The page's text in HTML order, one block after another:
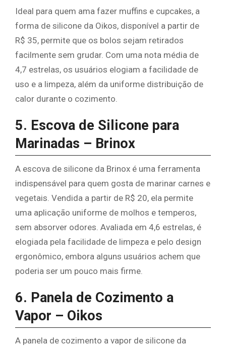
Ideal para quem ama fazer muffins e cupcakes, a
forma de silicone da Oikos, disponível a partir de
R$ 35, permite que os bolos sejam retirados
facilmente sem grudar. Com uma nota média de
4,7 estrelas, os usuários elogiam a facilidade de
uso e a limpeza, além da uniforme distribuição de
calor durante o cozimento.
5. Escova de Silicone para
Marinadas – Brinox
A escova de silicone da Brinox é uma ferramenta
indispensável para quem gosta de marinar carnes e
vegetais. Vendida a partir de R$ 20, ela permite
uma aplicação uniforme de molhos e temperos,
sem absorver odores. Avaliada em 4,6 estrelas, é
elogiada pela facilidade de limpeza e pelo design
ergonômico, embora alguns usuários achem que
poderia ser um pouco mais firme.
6. Panela de Cozimento a
Vapor – Oikos
A panela de cozimento a vapor de silicone da